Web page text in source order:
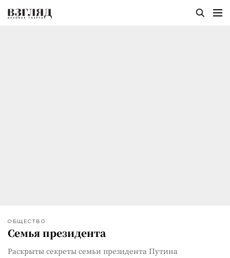
ОБЩЕСТВО
Семья президента
Раскрыты секреты семьи президента Путина